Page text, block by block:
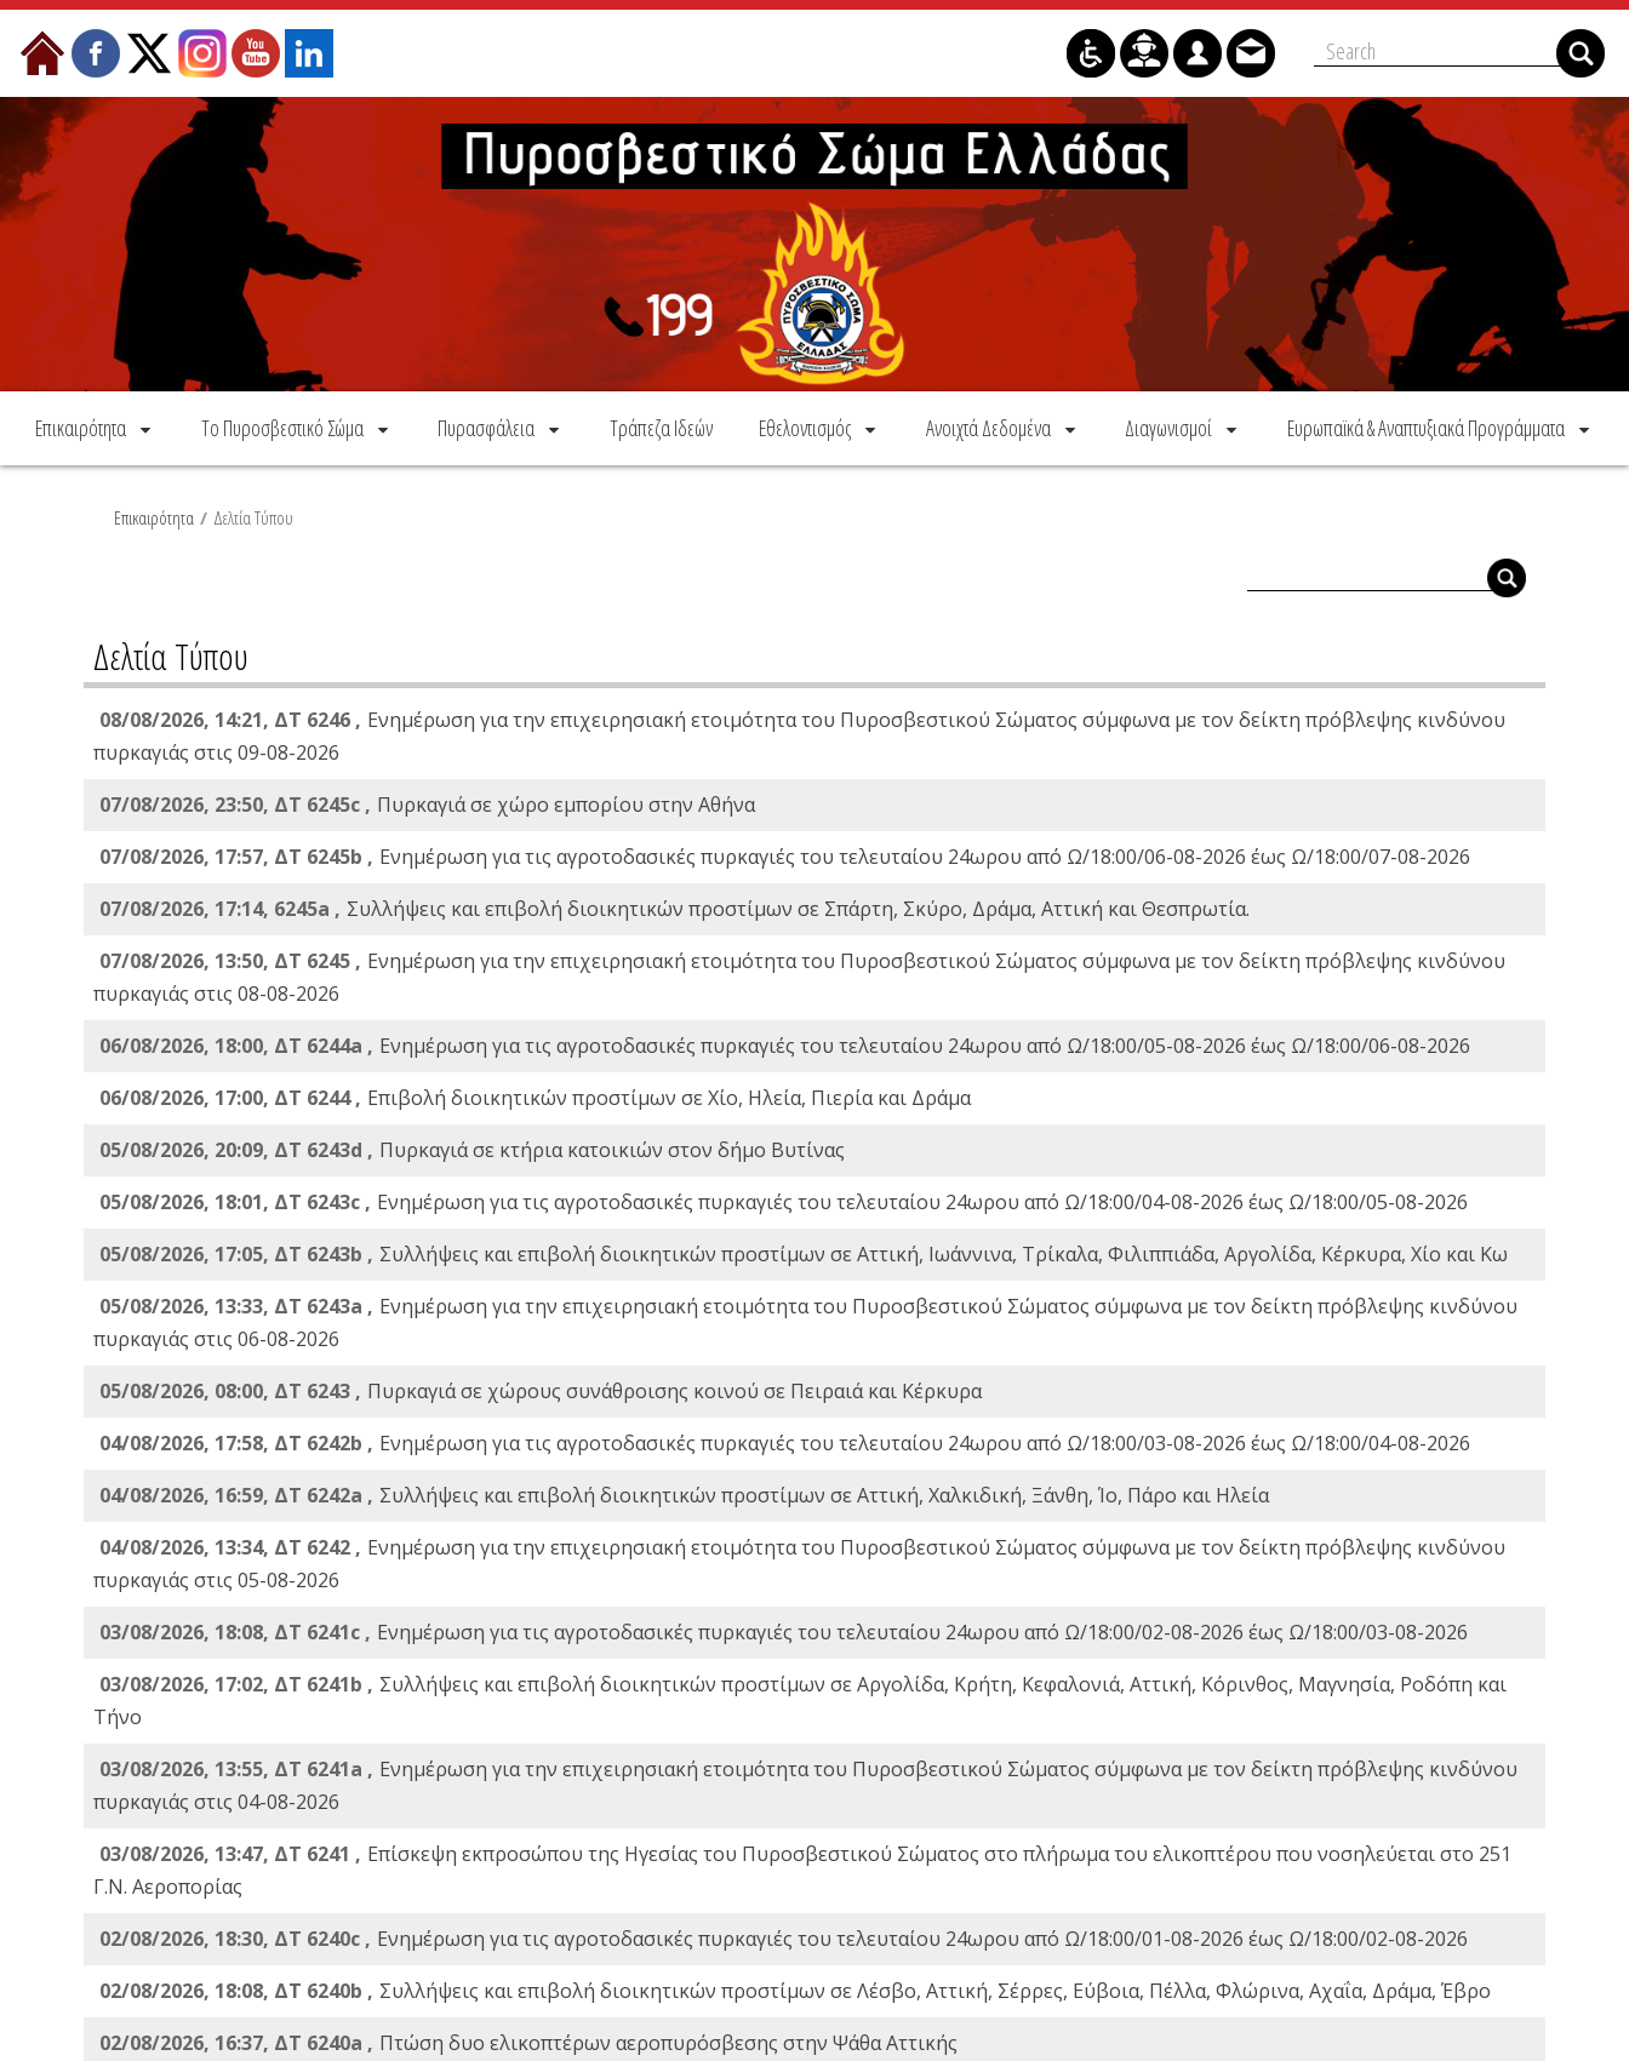
Skip to Content
Επικαιρότητα Το Πυροσβεστικό Σώμα Πυρασφάλεια Τράπεζα Ιδεών Εθελοντισμός Ανοιχτά Δεδομένα Διαγωνισμοί Ευρωπαϊκά & Αναπτυξιακά Προγράμματα
Επικαιρότητα / Δελτία Τύπου
Δελτία Τύπου
08/08/2026, 14:21, ΔΤ 6246 , Ενημέρωση για την επιχειρησιακή ετοιμότητα του Πυροσβεστικού Σώματος σύμφωνα με τον δείκτη πρόβλεψης κινδύνου
πυρκαγιάς στις 09-08-2026
07/08/2026, 23:50, ΔΤ 6245c , Πυρκαγιά σε χώρο εμπορίου στην Αθήνα
07/08/2026, 17:57, ΔΤ 6245b , Ενημέρωση για τις αγροτοδασικές πυρκαγιές του τελευταίου 24ωρου από Ω/18:00/06-08-2026 έως Ω/18:00/07-08-2026
07/08/2026, 17:14, 6245a , Συλλήψεις και επιβολή διοικητικών προστίμων σε Σπάρτη, Σκύρο, Δράμα, Αττική και Θεσπρωτία.
07/08/2026, 13:50, ΔΤ 6245 , Ενημέρωση για την επιχειρησιακή ετοιμότητα του Πυροσβεστικού Σώματος σύμφωνα με τον δείκτη πρόβλεψης κινδύνου
πυρκαγιάς στις 08-08-2026
06/08/2026, 18:00, ΔΤ 6244a , Ενημέρωση για τις αγροτοδασικές πυρκαγιές του τελευταίου 24ωρου από Ω/18:00/05-08-2026 έως Ω/18:00/06-08-2026
06/08/2026, 17:00, ΔΤ 6244 , Επιβολή διοικητικών προστίμων σε Χίο, Ηλεία, Πιερία και Δράμα
05/08/2026, 20:09, ΔΤ 6243d , Πυρκαγιά σε κτήρια κατοικιών στον δήμο Βυτίνας
05/08/2026, 18:01, ΔΤ 6243c , Ενημέρωση για τις αγροτοδασικές πυρκαγιές του τελευταίου 24ωρου από Ω/18:00/04-08-2026 έως Ω/18:00/05-08-2026
05/08/2026, 17:05, ΔΤ 6243b , Συλλήψεις και επιβολή διοικητικών προστίμων σε Αττική, Ιωάννινα, Τρίκαλα, Φιλιππιάδα, Αργολίδα, Κέρκυρα, Χίο και Κω
05/08/2026, 13:33, ΔΤ 6243a , Ενημέρωση για την επιχειρησιακή ετοιμότητα του Πυροσβεστικού Σώματος σύμφωνα με τον δείκτη πρόβλεψης κινδύνου
πυρκαγιάς στις 06-08-2026
05/08/2026, 08:00, ΔΤ 6243 , Πυρκαγιά σε χώρους συνάθροισης κοινού σε Πειραιά και Κέρκυρα
04/08/2026, 17:58, ΔΤ 6242b , Ενημέρωση για τις αγροτοδασικές πυρκαγιές του τελευταίου 24ωρου από Ω/18:00/03-08-2026 έως Ω/18:00/04-08-2026
04/08/2026, 16:59, ΔΤ 6242a , Συλλήψεις και επιβολή διοικητικών προστίμων σε Αττική, Χαλκιδική, Ξάνθη, Ίο, Πάρο και Ηλεία
04/08/2026, 13:34, ΔΤ 6242 , Ενημέρωση για την επιχειρησιακή ετοιμότητα του Πυροσβεστικού Σώματος σύμφωνα με τον δείκτη πρόβλεψης κινδύνου
πυρκαγιάς στις 05-08-2026
03/08/2026, 18:08, ΔΤ 6241c , Ενημέρωση για τις αγροτοδασικές πυρκαγιές του τελευταίου 24ωρου από Ω/18:00/02-08-2026 έως Ω/18:00/03-08-2026
03/08/2026, 17:02, ΔΤ 6241b , Συλλήψεις και επιβολή διοικητικών προστίμων σε Αργολίδα, Κρήτη, Κεφαλονιά, Αττική, Κόρινθος, Μαγνησία, Ροδόπη και
Τήνο
03/08/2026, 13:55, ΔΤ 6241a , Ενημέρωση για την επιχειρησιακή ετοιμότητα του Πυροσβεστικού Σώματος σύμφωνα με τον δείκτη πρόβλεψης κινδύνου
πυρκαγιάς στις 04-08-2026
03/08/2026, 13:47, ΔΤ 6241 , Επίσκεψη εκπροσώπου της Ηγεσίας του Πυροσβεστικού Σώματος στο πλήρωμα του ελικοπτέρου που νοσηλεύεται στο 251
Γ.Ν. Αεροπορίας
02/08/2026, 18:30, ΔΤ 6240c , Ενημέρωση για τις αγροτοδασικές πυρκαγιές του τελευταίου 24ωρου από Ω/18:00/01-08-2026 έως Ω/18:00/02-08-2026
02/08/2026, 18:08, ΔΤ 6240b , Συλλήψεις και επιβολή διοικητικών προστίμων σε Λέσβο, Αττική, Σέρρες, Εύβοια, Πέλλα, Φλώρινα, Αχαΐα, Δράμα, Έβρο
02/08/2026, 16:37, ΔΤ 6240a , Πτώση δυο ελικοπτέρων αεροπυρόσβεσης στην Ψάθα Αττικής